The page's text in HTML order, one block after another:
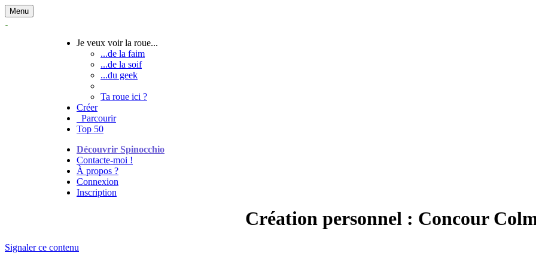
Menu
Je veux voir la roue...
...de la faim
...de la soif
...du geek
Ta roue ici ?
Créer
Parcourir
Top 50
Découvrir Spinocchio
Contacte-moi !
À propos ?
Connexion
Inscription
Création personnel : Concour
Signaler ce contenu